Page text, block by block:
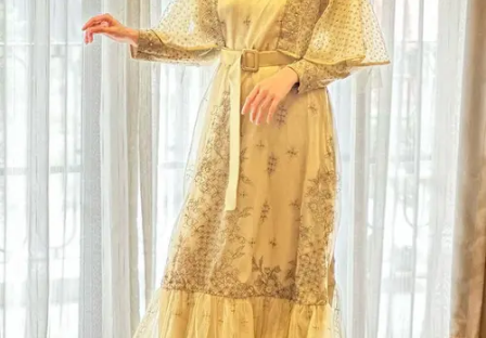
Share to others
Pinterest